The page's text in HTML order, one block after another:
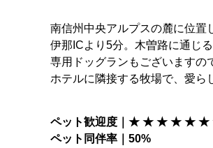
南信州中央アルプスの麓に位置
伊那ICより5分。木曽路に通じ
専用ドッグランもございますの
ホテルに隣接する牧場で、愛ら
ペット歓迎度｜★ ★ ★ ★ ★
ペット同伴率｜50%